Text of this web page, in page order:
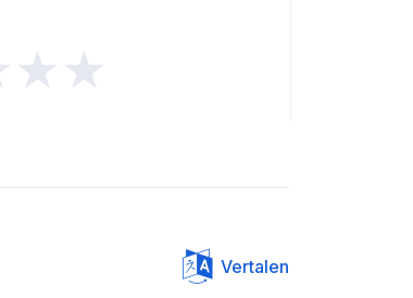
Vertalen